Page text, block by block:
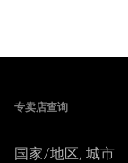
专卖店查询
国家/地区, 城市